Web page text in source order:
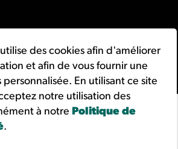
des cookies afin d'améliorer
et afin de vous fournir une
En utilisant ce site
notre utilisation des
à notre Politique de
.